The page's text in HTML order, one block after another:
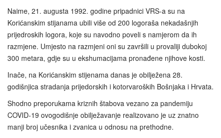
Naime, 21. augusta 1992. godine pripadnici VRS-a su na
Korićanskim stijanama ubili više od 200 logoraša nekadašnjih
prijedroskih logora, koje su navodno poveli s namjerom da ih
razmjene. Umjesto na razmjeni oni su završili u provaliji dubokoj
300 metara, gdje su u ekshumacijama pronađene njihove kosti.
Inače, na Korićanskim stijenama danas je obilježena 28.
godišnjica stradanja prijedorskih i kotorvaroških Bošnjaka i Hrvata.
Shodno preporukama kriznih štabova vezano za pandemiju
COVID-19 ovogodišnje obilježavanje realizovano je uz znatno
manji broj učesnika i zvanica u odnosu na prethodne.